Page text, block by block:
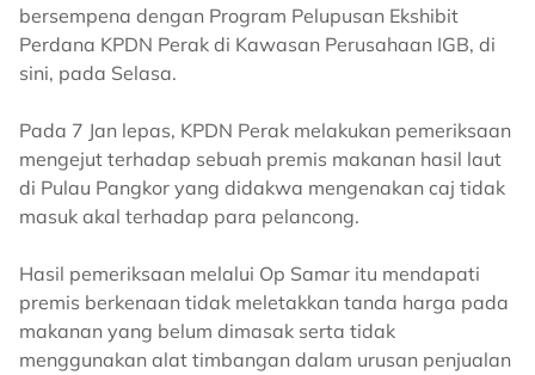
bersempena dengan Program Pelupusan Ekshibit
Perdana KPDN Perak di Kawasan Perusahaan IGB, di
sini, pada Selasa.
Pada 7 Jan lepas, KPDN Perak melakukan pemeriksaan
mengejut terhadap sebuah premis makanan hasil laut
di Pulau Pangkor yang didakwa mengenakan caj tidak
masuk akal terhadap para pelancong.
Hasil pemeriksaan melalui Op Samar itu mendapati
premis berkenaan tidak meletakkan tanda harga pada
makanan yang belum dimasak serta tidak
menggunakan alat timbangan dalam urusan penjualan